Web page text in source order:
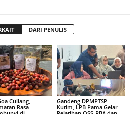
DARI PENULIS
Cullang,
Rasa
Gandeng DPMPTSP
Kutim, LPB Pama Gelar